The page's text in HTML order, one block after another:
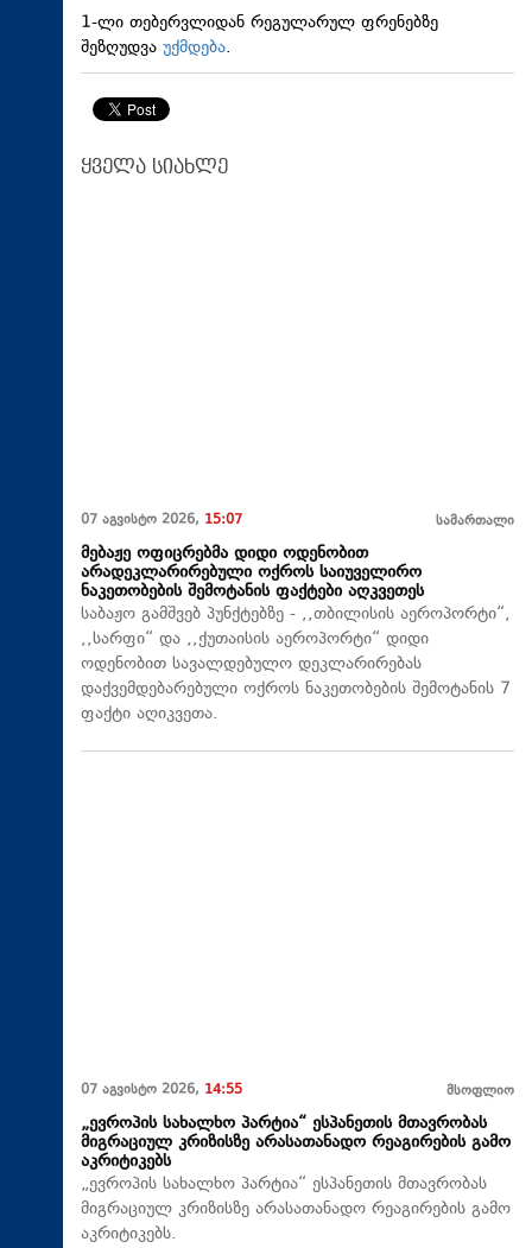
1-ლი თებერვლიდან რეგულარულ ფრენებზე
შეზღუდვა უქმდება.
ყველა სიახლე
07 აგვისტო 2026, 15:07 სამართალი
მებაჟე ოფიცრებმა დიდი ოდენობით
არადეკლარირებული ოქროს საიუველირო
ნაკეთობების შემოტანის ფაქტები აღკვეთეს
საბაჟო გამშვებ პუნქტებზე - ,,თბილისის აეროპორტი“,
,,სარფი“ და ,,ქუთაისის აეროპორტი“ დიდი
ოდენობით სავალდებულო დეკლარირებას
დაქვემდებარებული ოქროს ნაკეთობების შემოტანის 7
ფაქტი აღიკვეთა.
07 აგვისტო 2026, 14:55 მსოფლიო
„ევროპის სახალხო პარტია“ ესპანეთის მთავრობას
მიგრაციულ კრიზისზე არასათანადო რეაგირების გამო
აკრიტიკებს
„ევროპის სახალხო პარტია“ ესპანეთის მთავრობას
მიგრაციულ კრიზისზე არასათანადო რეაგირების გამო
აკრიტიკებს.